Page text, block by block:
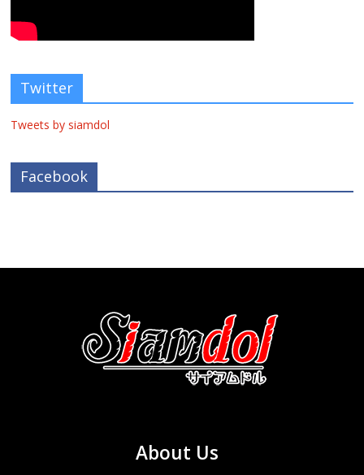
Twitter
Tweets by siamdol
Facebook
About Us